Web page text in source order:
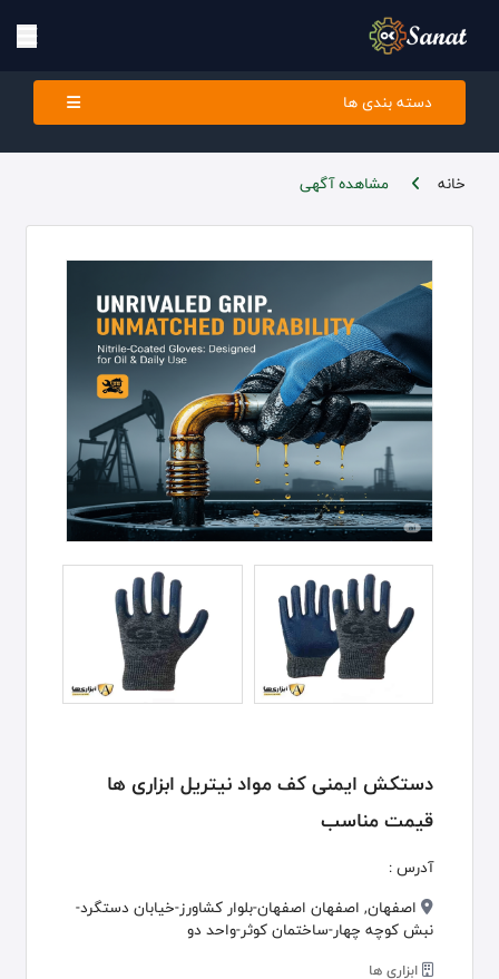
دسته بندی ها
خانه مشاهده آگهی
دستکش ایمنی کف مواد نیتریل ابزاری ها
قیمت مناسب
آدرس :
اصفهان, اصفهان اصفهان-بلوار کشاورز-خیابان دستگرد-
نبش کوچه چهار-ساختمان کوثر-واحد دو
ابزاری ها